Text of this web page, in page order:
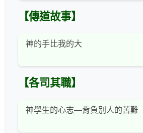
【傳道故事】
神的手比我的大
【各司其職】
神學生的心志―背負別人的苦難